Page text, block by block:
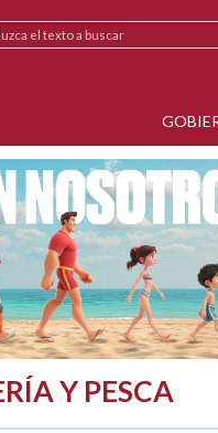
Y PESCA